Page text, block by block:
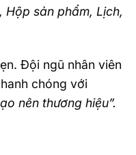
sản phẩm, Lịch,
Đội ngũ nhân viên
chóng với
nên thương hiệu”.